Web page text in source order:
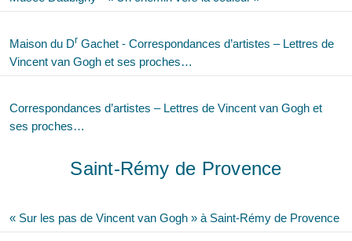
Maison du Dr Gachet - Correspondances d’artistes – Lettres de
Vincent van Gogh et ses proches…
Correspondances d’artistes – Lettres de Vincent van Gogh et
ses proches…
Saint-Rémy de Provence
« Sur les pas de Vincent van Gogh » à Saint-Rémy de Provence